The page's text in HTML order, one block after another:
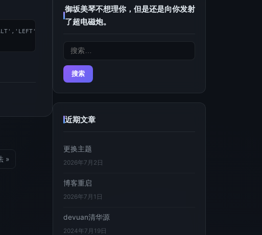
> ~/.termux/termux.properties
»
御坂美琴不想理你，但是还是向你发射
了超电磁炮。
搜
近期文章
更换主题
2026年7月2日
博客重启
2026年7月1日
devuan清华源
2024年7月19日